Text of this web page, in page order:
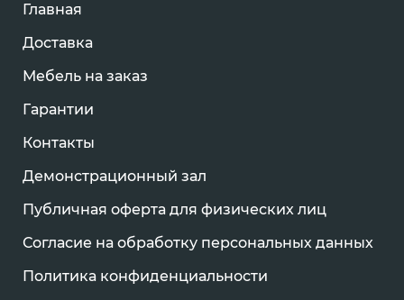
Главная
Доставка
Мебель на заказ
Гарантии
Контакты
Демонстрационный зал
Публичная оферта для физических лиц
Согласие на обработку персональных данных
Политика конфиденциальности